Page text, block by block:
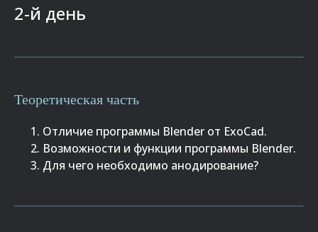
2-й день
Теоретическая часть
Отличие программы Blender от ExoCad.
Возможности и функции программы Blender.
Для чего необходимо анодирование?